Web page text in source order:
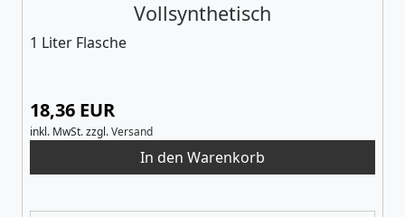
Vollsynthetisch
1 Liter Flasche
18,36 EUR
inkl. MwSt.zzgl.Versand